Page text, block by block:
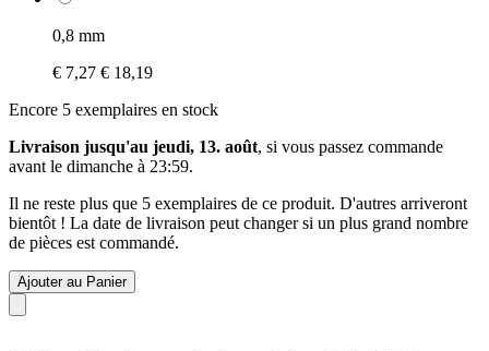
0,8 mm
€ 7,27 € 18,19
Encore 5 exemplaires en stock
Livraison jusqu'au jeudi, 13. août, si vous passez commande
avant le dimanche à 23:59.
Il ne reste plus que 5 exemplaires de ce produit. D'autres arriveront
bientôt ! La date de livraison peut changer si un plus grand nombre
de pièces est commandé.
Ajouter au Panier